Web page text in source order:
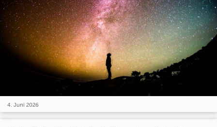
4. Juni 2026